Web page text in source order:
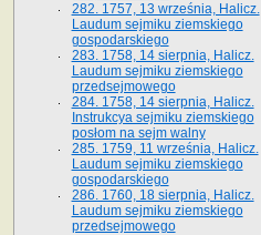
282. 1757, 13 września, Halicz.
Laudum sejmiku ziemskiego
gospodarskiego
283. 1758, 14 sierpnia, Halicz.
Laudum sejmiku ziemskiego
przedsejmowego
284. 1758, 14 sierpnia, Halicz.
Instrukcya sejmiku ziemskiego
posłom na sejm walny
285. 1759, 11 września, Halicz.
Laudum sejmiku ziemskiego
gospodarskiego
286. 1760, 18 sierpnia, Halicz.
Laudum sejmiku ziemskiego
przedsejmowego